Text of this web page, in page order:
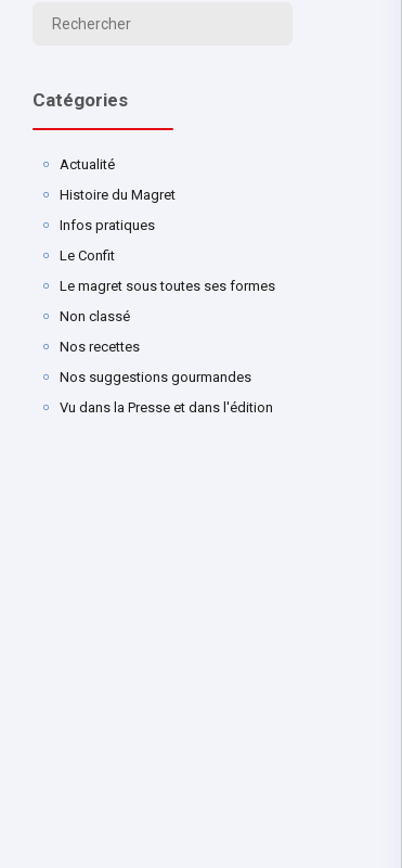
Catégories
Actualité
Histoire du Magret
Infos pratiques
Le Confit
Le magret sous toutes ses formes
Non classé
Nos recettes
Nos suggestions gourmandes
Vu dans la Presse et dans l'édition